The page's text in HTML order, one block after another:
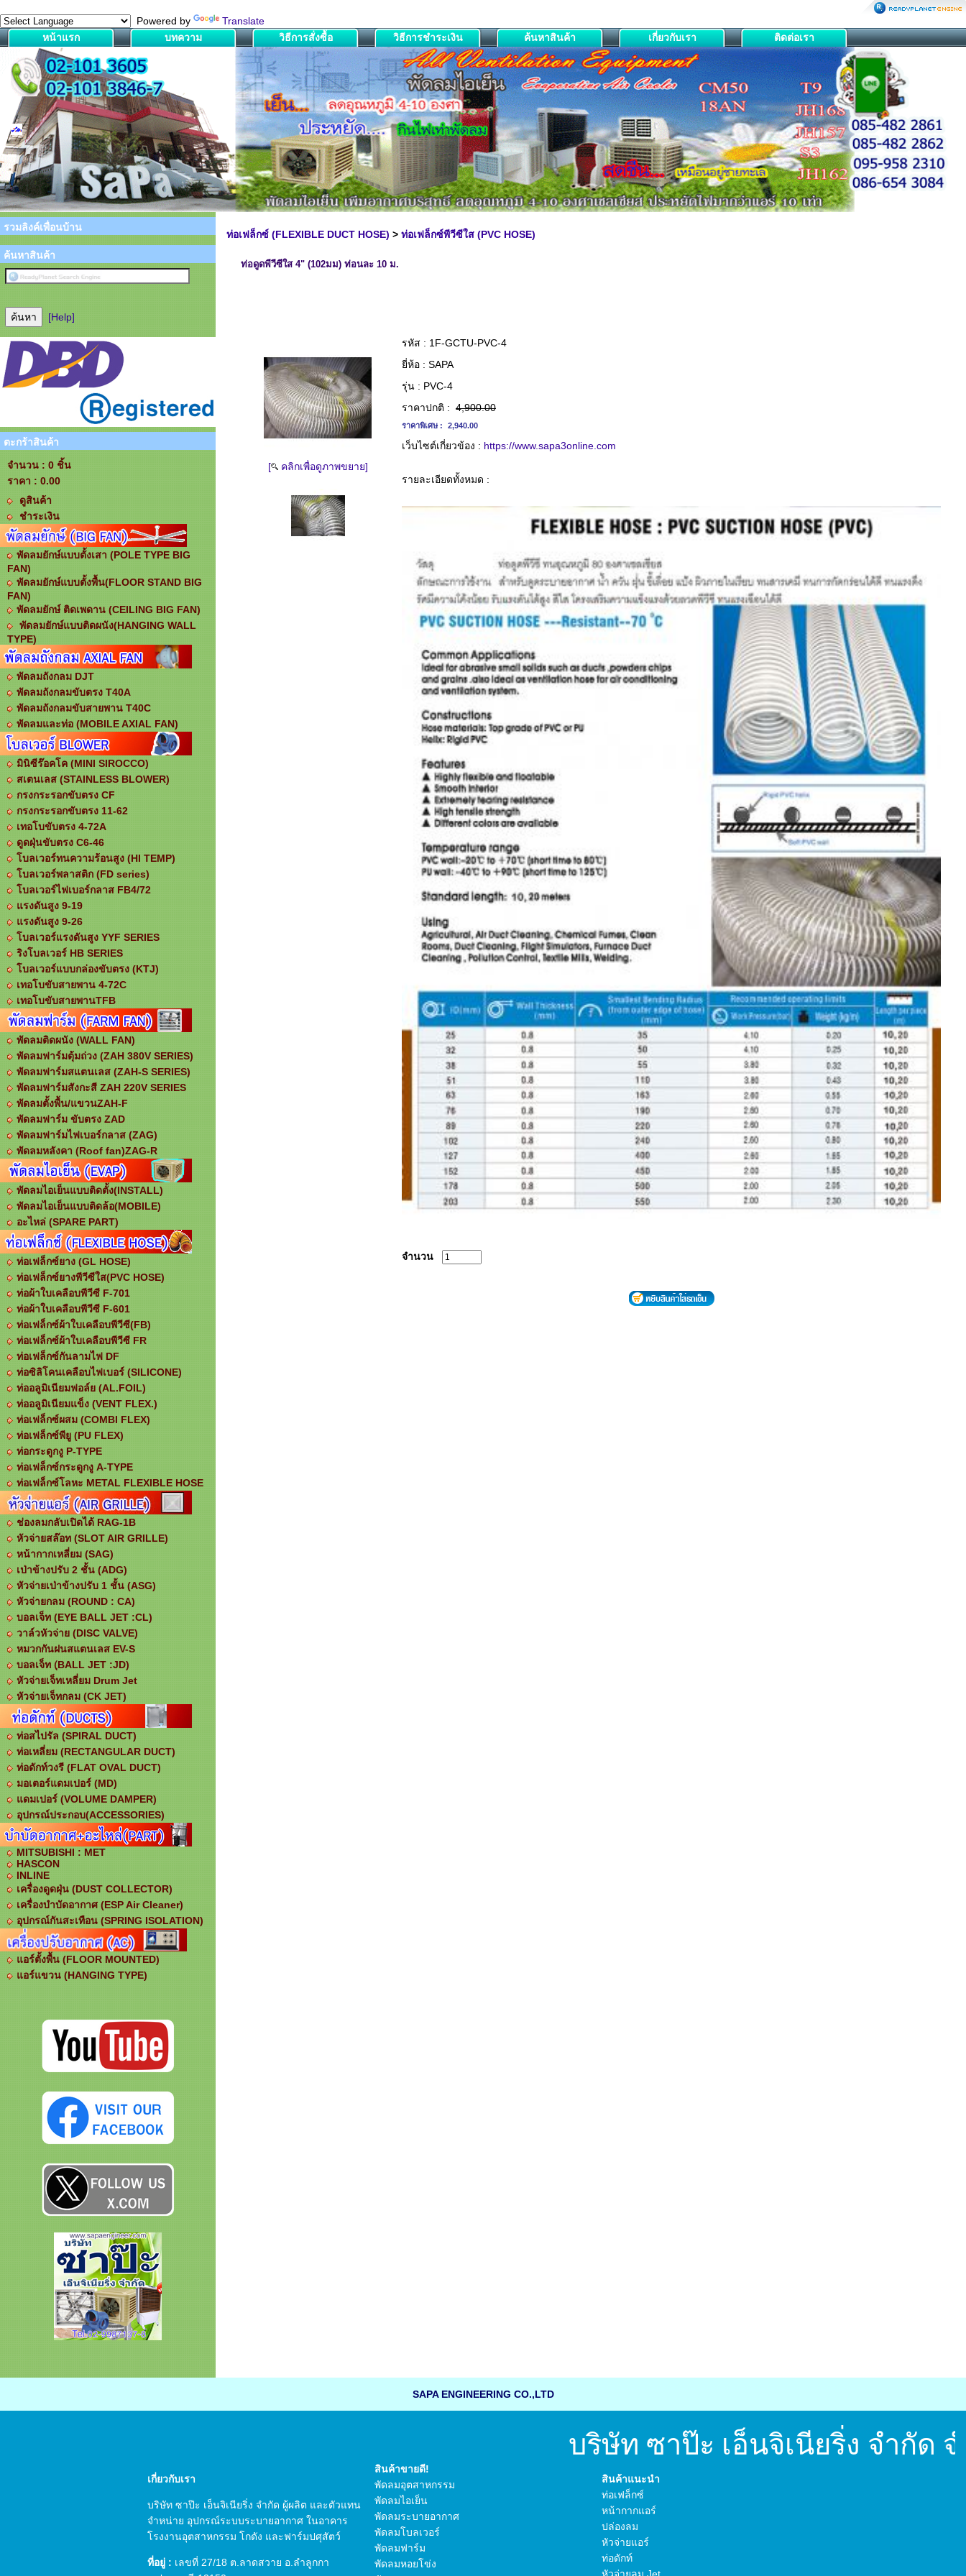
Powered by
Translate
หน้าแรก
บทความ วิธีการสั่งซื้อ วิธีการชำระเงิน ค้นหาสินค้า เกี่ยวกับเรา ติดต่อเรา
รวมลิงค์เพื่อนบ้าน
ค้นหาสินค้า
[Help]
ตะกร้าสินค้า
จำนวน : 0 ชิ้น
ราคา : 0.00
ดูสินค้า
ชำระเงิน
พัดลมยักษ์แบบตั้งเสา (POLE TYPE BIG
FAN)
พัดลมยักษ์แบบตั้งพื้น(FLOOR STAND BIG
FAN)
พัดลมยักษ์ ติดเพดาน (CEILING BIG FAN)
พัดลมยักษ์แบบติดผนัง(HANGING WALL
TYPE)
พัดลมถังกลม DJT
พัดลมถังกลมขับตรง T40A
พัดลมถังกลมขับสายพาน T40C
พัดลมและท่อ (MOBILE AXIAL FAN)
มินิซีร๊อคโค (MINI SIROCCO)
สเตนเลส (STAINLESS BLOWER)
กรงกระรอกขับตรง CF
กรงกระรอกขับตรง 11-62
เทอโบขับตรง 4-72A
ดูดฝุ่นขับตรง C6-46
โบลเวอร์ทนความร้อนสูง (HI TEMP)
โบลเวอร์พลาสติก (FD series)
โบลเวอร์ไฟเบอร์กลาส FB4/72
แรงดันสูง 9-19
แรงดันสูง 9-26
โบลเวอร์แรงดันสูง YYF SERIES
ริงโบลเวอร์ HB SERIES
โบลเวอร์แบบกล่องขับตรง (KTJ)
เทอโบขับสายพาน 4-72C
เทอโบขับสายพานTFB
พัดลมติดผนัง (WALL FAN)
พัดลมฟาร์มตุ้มถ่วง (ZAH 380V SERIES)
พัดลมฟาร์มสแตนเลส (ZAH-S SERIES)
พัดลมฟาร์มสังกะสี ZAH 220V SERIES
พัดลมตั้งพื้น/แขวนZAH-F
พัดลมฟาร์ม ขับตรง ZAD
พัดลมฟาร์มไฟเบอร์กลาส (ZAG)
พัดลมหลังคา (Roof fan)ZAG-R
พัดลมไอเย็นแบบติดตั้ง(INSTALL)
พัดลมไอเย็นแบบติดล้อ(MOBILE)
อะไหล่ (SPARE PART)
ท่อเฟล็กซ์ยาง (GL HOSE)
ท่อเฟล็กซ์ยางพีวีซีใส(PVC HOSE)
ท่อผ้าใบเคลือบพีวีซี F-701
ท่อผ้าใบเคลือบพีวีซี F-601
ท่อเฟล็กซ์ผ้าใบเคลือบพีวีซี(FB)
ท่อเฟล็กซ์ผ้าใบเคลือบพีวีซี FR
ท่อเฟล็กซ์กันลามไฟ DF
ท่อซิลิโคนเคลือบไฟเบอร์ (SILICONE)
ท่ออลูมิเนียมฟอล์ย (AL.FOIL)
ท่ออลูมิเนียมแข็ง (VENT FLEX.)
ท่อเฟล็กซ์ผสม (COMBI FLEX)
ท่อเฟล็กซ์พียู (PU FLEX)
ท่อกระดูกงู P-TYPE
ท่อเฟล็กซ์กระดูกงู A-TYPE
ท่อเฟล็กซ์โลหะ METAL FLEXIBLE HOSE
ช่องลมกลับเปิดได้ RAG-1B
หัวจ่ายสล๊อท (SLOT AIR GRILLE)
หน้ากากเหลี่ยม (SAG)
เป่าข้างปรับ 2 ชั้น (ADG)
หัวจ่ายเป่าข้างปรับ 1 ชั้น (ASG)
หัวจ่ายกลม (ROUND : CA)
บอลเจ็ท (EYE BALL JET :CL)
วาล์วหัวจ่าย (DISC VALVE)
หมวกกันฝนสแตนเลส EV-S
บอลเจ็ท (ฺBALL JET :JD)
หัวจ่ายเจ็ทเหลี่ยม Drum Jet
หัวจ่ายเจ็ทกลม (CK JET)
ท่อสไปรัล (SPIRAL DUCT)
ท่อเหลี่ยม (RECTANGULAR DUCT)
ท่อดักท์วงรี (FLAT OVAL DUCT)
มอเตอร์แดมเปอร์ (MD)
แดมเปอร์ (VOLUME DAMPER)
อุปกรณ์ประกอบ(ACCESSORIES)
MITSUBISHI : MET
HASCON
INLINE
เครื่องดูดฝุ่น (DUST COLLECTOR)
เครื่องบำบัดอากาศ (ESP Air Cleaner)
อุปกรณ์กันสะเทือน (SPRING ISOLATION)
แอร์ตั้งพื้น (FLOOR MOUNTED)
แอร์แขวน (HANGING TYPE)
ท่อเฟล็กซ์ (FLEXIBLE DUCT HOSE) > ท่อเฟล็กซ์พีวีซีใส (PVC HOSE)
ท่อดูดพีวีซีใส 4" (102มม) ท่อนละ 10 ม.
[ คลิกเพื่อดูภาพขยาย]
รหัส : 1F-GCTU-PVC-4
ยี่ห้อ : SAPA
รุ่น : PVC-4
ราคาปกติ : 4,900.00
ราคาพิเศษ : 2,940.00
เว็บไซต์เกี่ยวข้อง : https://www.sapa3online.com
รายละเอียดทั้งหมด :
จำนวน
SAPA ENGINEERING CO.,LTD
บริษัท ซาป๊ะ เอ็นจิเนียริ่ง จำกัด จำ
เกี่ยวกับเรา
บริษัท ซาป๊ะ เอ็นจิเนียริ่ง จำกัด ผู้ผลิต และตัวแทน
จำหน่าย อุปกรณ์ระบบระบายอากาศ ในอาคาร
โรงงานอุตสาหกรรม โกดัง และฟาร์มปศุสัตว์
ที่อยู่ : เลขที่ 27/18 ต.ลาดสวาย อ.ลำลูกกา
สินค้าขายดี!
พัดลมอุตสาหกรรม
พัดลมไอเย็น
พัดลมระบายอากาศ
พัดลมโบลเวอร์
พัดลมฟาร์ม
พัดลมหอยโข่ง
สินค้าแนะนำ
ท่อเฟล็กซ์
หน้ากากแอร์
ปล่องลม
หัวจ่ายแอร์
ท่อดักท์